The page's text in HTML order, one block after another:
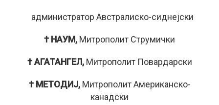
администратор Австралиско-сиднејски
† НАУМ, Митрополит Струмички
† АГАТАНГЕЛ, Митрополит Повардарски
† МЕТОДИЈ, Митрополит Американско-
канадски